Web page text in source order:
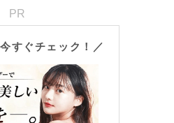
PR
すぐチェック！／